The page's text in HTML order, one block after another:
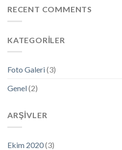
RECENT COMMENTS
KATEGORILER
Foto Galeri(3)
Genel(2)
ARŞIVLER
Ekim 2020(3)